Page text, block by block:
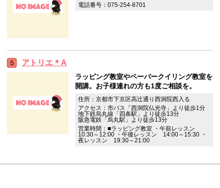
電話番号：075-254-8701
アトリエ＊A
ラッピング教室やペーパークイリング教室を
開講。お子様連れの方も1度ご相談を。
住所：京都市下京区高辻通り西洞院西入る
アクセス：市バス「西洞院仏光寺」より徒歩1分
地下鉄烏丸線「四条駅」より徒歩13分
阪急電鉄「烏丸駅」より徒歩13分
営業時間：■ラッピング教室 ・午前レッスン
10:30～12:00 ・午後レッスン 14:00～15:30 ・
夜レッスン 19:30～21:00